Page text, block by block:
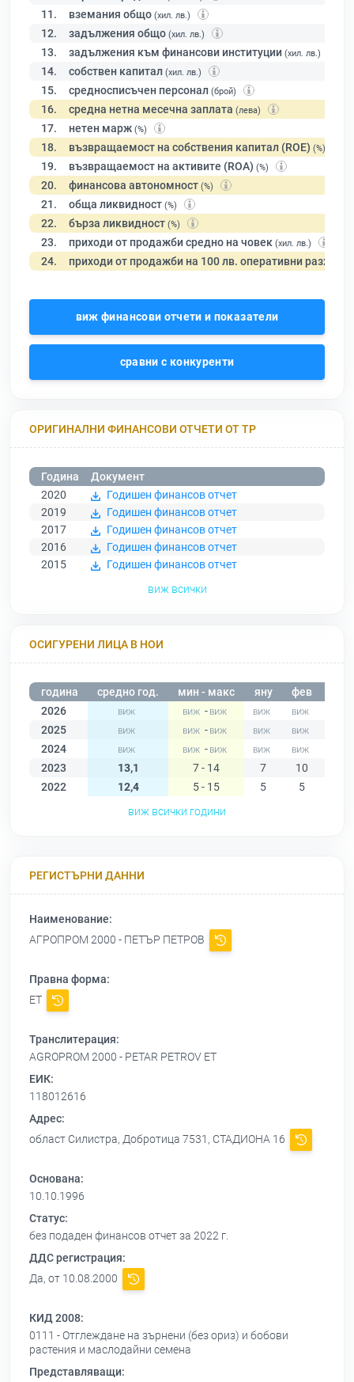
11. вземания общо (хил. лв.)
12. задължения общо (хил. лв.)
13. задължения към финансови институции (хил. лв.)
14. собствен капитал (хил. лв.)
15. средносписъчен персонал (брой)
16. средна нетна месечна заплата (лева)
17. нетен марж (%)
18. възвращаемост на собствения капитал (ROE) (%)
19. възвращаемост на активите (ROA) (%)
20. финансова автономност (%)
21. обща ликвидност (%)
22. бърза ликвидност (%)
23. приходи от продажби средно на човек (хил. лв.)
24. приходи от продажби на 100 лв. оперативни разходи
виж финансови отчети и показатели
сравни с конкуренти
ОРИГИНАЛНИ ФИНАНСОВИ ОТЧЕТИ ОТ ТР
Година
Документ
2020
Годишен финансов отчет
2019
Годишен финансов отчет
2017
Годишен финансов отчет
2016
Годишен финансов отчет
2015
Годишен финансов отчет
виж всички
ОСИГУРЕНИ ЛИЦА В НОИ
година средно год. мин - макс яну фев
2026
-
2025
-
2024
-
2023
13,1 7 - 14 7 10
2022
12,4 5 - 15 5 5
виж всички години
РЕГИСТЪРНИ ДАННИ
Наименование:
АГРОПРОМ 2000 - ПЕТЪР ПЕТРОВ
Правна форма:
ЕТ
Транслитерация:
AGROPROM 2000 - PETAR PETROV ET
ЕИК:
118012616
Адрес:
област Силистра, Добротица 7531, СТАДИОНА 16
Основана:
10.10.1996
Статус:
без подаден финансов отчет за 2022 г.
ДДС регистрация:
Да, от 10.08.2000
КИД 2008:
0111 - Отглеждане на зърнени (без ориз) и бобови
растения и маслодайни семена
Представляващи: